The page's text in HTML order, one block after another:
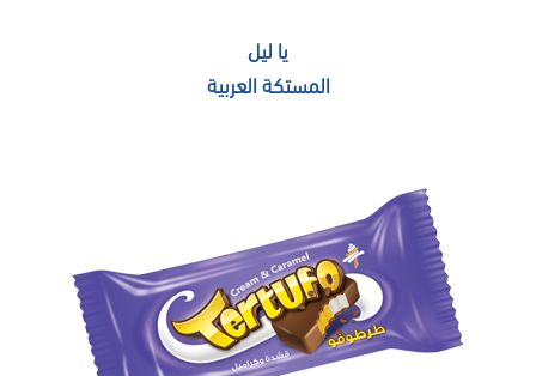
يا ليل
المستكة العربية